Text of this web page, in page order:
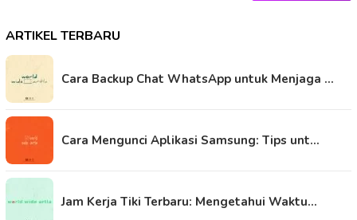
ARTIKEL TERBARU
Cara Backup Chat WhatsApp untuk Menjaga …
Cara Mengunci Aplikasi Samsung: Tips unt…
Jam Kerja Tiki Terbaru: Mengetahui Waktu…